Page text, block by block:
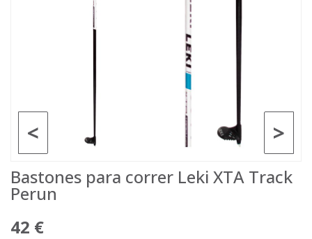
>
<
Bastones para correr Leki XTA Track
Perun
42 €